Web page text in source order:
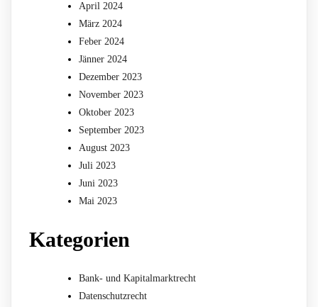
April 2024
März 2024
Feber 2024
Jänner 2024
Dezember 2023
November 2023
Oktober 2023
September 2023
August 2023
Juli 2023
Juni 2023
Mai 2023
Kategorien
Bank- und Kapitalmarktrecht
Datenschutzrecht